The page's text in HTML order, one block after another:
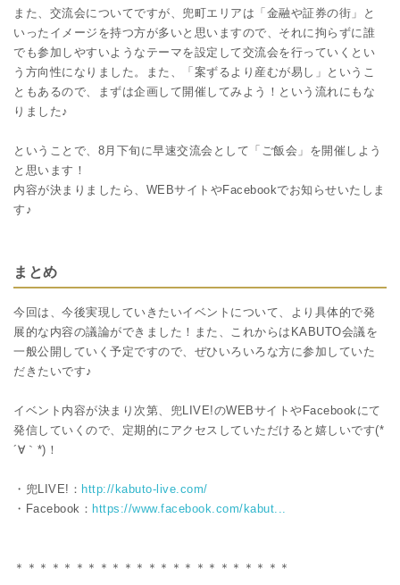
また、交流会についてですが、兜町エリアは「金融や証券の街」と
いったイメージを持つ方が多いと思いますので、それに拘らずに誰
でも参加しやすいようなテーマを設定して交流会を行っていくとい
う方向性になりました。また、「案ずるより産むが易し」というこ
ともあるので、まずは企画して開催してみよう！という流れにもな
りました♪
ということで、8月下旬に早速交流会として「ご飯会」を開催しよう
と思います！
内容が決まりましたら、WEBサイトやFacebookでお知らせいたしま
す♪
まとめ
今回は、今後実現していきたいイベントについて、より具体的で発
展的な内容の議論ができました！また、これからはKABUTO会議を
一般公開していく予定ですので、ぜひいろいろな方に参加していた
だきたいです♪
イベント内容が決まり次第、兜LIVE!のWEBサイトやFacebookにて
発信していくので、定期的にアクセスしていただけると嬉しいです(*
´∀｀*)！
・兜LIVE!： http://kabuto-live.com/
・Facebook： https://www.facebook.com/kabut...
＊＊＊＊＊＊＊＊＊＊＊＊＊＊＊＊＊＊＊＊＊＊＊